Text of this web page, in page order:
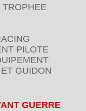
TROPHEE
PILOTE
GUIDON
GUERRE